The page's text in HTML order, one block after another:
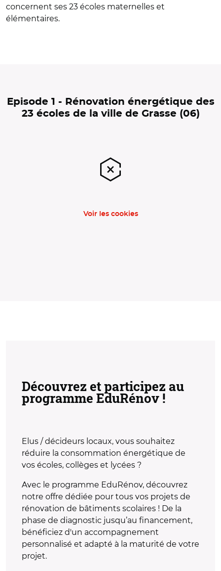
concernent ses 23 écoles maternelles et
élémentaires.
Episode 1 - Rénovation énergétique des
23 écoles de la ville de Grasse (06)
Voir les cookies
Découvrez et participez au
programme EduRénov !
Elus / décideurs locaux, vous souhaitez
réduire la consommation énergétique de
vos écoles, collèges et lycées ?
Avec le programme EduRénov, découvrez
notre offre dédiée pour tous vos projets de
rénovation de bâtiments scolaires ! De la
phase de diagnostic jusqu’au financement,
bénéficiez d'un accompagnement
personnalisé et adapté à la maturité de votre
projet.